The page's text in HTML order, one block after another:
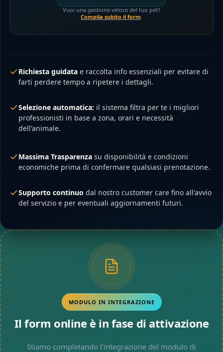
Vuoi una gestione veloce del tuo pet?
Compila subito il form
Richiesta guidata e raccolta info essenziali per evitare di
farti perdere tempo a ripetere i dettagli.
Selezione automatica: il sistema filtra per te i migliori
professionisti in base a zona, orari e necessità
dell'animale.
Massima Trasparenza su disponibilità e condizioni
economiche prima di confermare qualsiasi prenotazione.
Supporto continuo dal nostro customer care fino all'avvio
del servizio e per eventuali aggiornamenti futuri.
MODULO IN INTEGRAZIONE
Il form online è in fase di attivazione
Stiamo completando l'integrazione del modulo di